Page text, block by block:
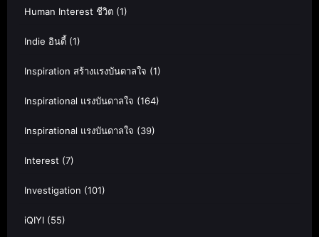
Human Interest ชีวิต (1)
Indie อินดี้ (1)
Inspiration สร้างแรงบันดาลใจ (1)
Inspirational แรงบันดาลใจ (164)
Inspirational แรงบันดาลใจ (39)
Interest (7)
Investigation (101)
iQIYI (55)